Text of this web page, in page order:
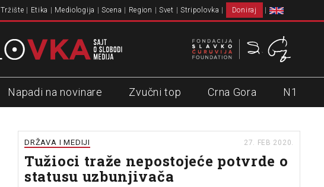
Tržište Etika Mediologija Scena Region Svet Stripolovka Doniraj
Napadi na novinare Zvučni top Crna Gora N1
DRŽAVA I MEDIJI 27. FEB 2020.
Tužioci traže nepostojeće potvrde o
statusu uzbunjivača